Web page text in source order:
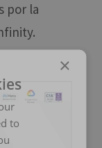
por la
×
to